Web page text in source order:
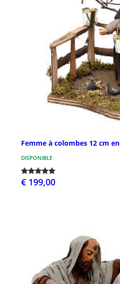
Femme à colombes 12 cm
DISPONIBLE
€ 199,00